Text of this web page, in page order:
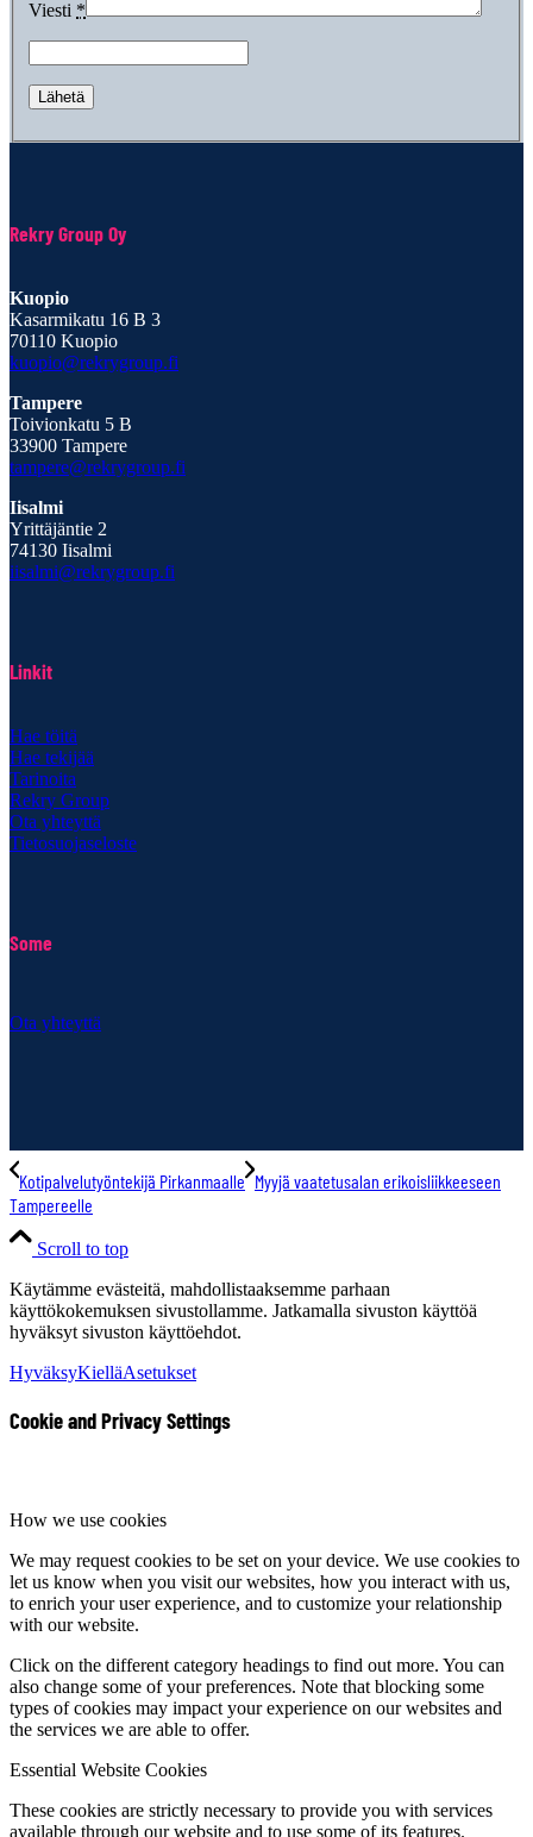
Viesti *
Rekry Group Oy
Kuopio
Kasarmikatu 16 B 3
70110 Kuopio
kuopio@rekrygroup.fi
Tampere
Toivionkatu 5 B
33900 Tampere
tampere@rekrygroup.fi
Iisalmi
Yrittäjäntie 2
74130 Iisalmi
iisalmi@rekrygroup.fi
Linkit
Hae töitä
Hae tekijää
Tarinoita
Rekry Group
Ota yhteyttä
Tietosuojaseloste
Some
Ota yhteyttä
Kotipalvelutyöntekijä Pirkanmaalle Myyjä vaatetusalan erikoisliikkeeseen
Tampereelle
Scroll to top
Käytämme evästeitä, mahdollistaaksemme parhaan
käyttökokemuksen sivustollamme. Jatkamalla sivuston käyttöä
hyväksyt sivuston käyttöehdot.
HyväksyKielläAsetukset
Cookie and Privacy Settings
How we use cookies
We may request cookies to be set on your device. We use cookies to
let us know when you visit our websites, how you interact with us,
to enrich your user experience, and to customize your relationship
with our website.
Click on the different category headings to find out more. You can
also change some of your preferences. Note that blocking some
types of cookies may impact your experience on our websites and
the services we are able to offer.
Essential Website Cookies
These cookies are strictly necessary to provide you with services
available through our website and to use some of its features.